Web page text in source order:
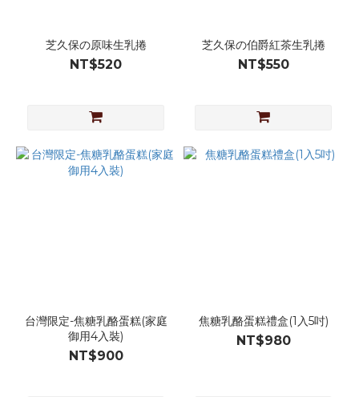
芝久保の原味生乳捲
NT$520
芝久保の伯爵紅茶生乳捲
NT$550
台灣限定-焦糖乳酪蛋糕(家庭
御用4入裝)
NT$900
焦糖乳酪蛋糕禮盒(1入5吋)
NT$980